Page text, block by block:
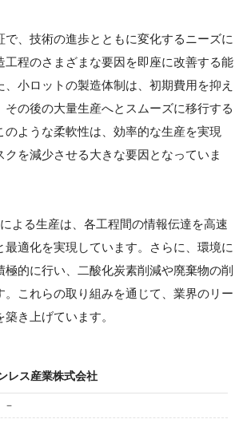
で、技術の進歩とともに変化するニーズに
工程のさまざまな要因を即座に改善する能
、小ロットの製造体制は、初期費用を抑え
その後の大量生産へとスムーズに移行する
のような柔軟性は、効率的な生産を実現
クを減少させる大きな要因となっていま
よる生産は、各工程間の情報伝達を高速
最適化を実現しています。さらに、環境に
極的に行い、二酸化炭素削減や廃棄物の削
。これらの取り組みを通じて、業界のリー
き上げています。
レス産業株式会社
－